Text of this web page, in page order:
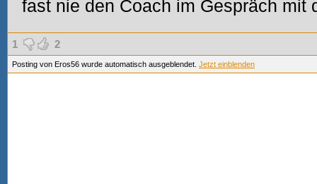
fast nie den Coach im Gespräch mit
1 2
Posting von Eros56 wurde automatisch ausgeblendet. Jetzt einblenden